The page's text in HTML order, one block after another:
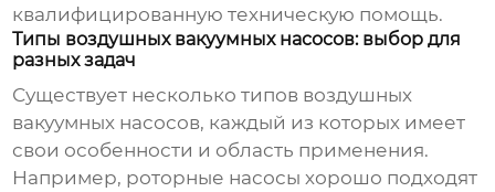
квалифицированную техническую помощь.
Типы воздушных вакуумных насосов: выбор для
разных задач
Существует несколько типов воздушных
вакуумных насосов, каждый из которых имеет
свои особенности и область применения.
Например, роторные насосы хорошо подходят